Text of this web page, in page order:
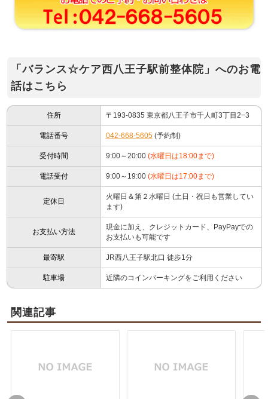
「バランス☆ケア西八王子駅前整体院」へのお電
話はこちら
住所 〒193-0835 東京都八王子市千人町3丁目2−3
電話番号 042-668-5605(予約制)
受付時間 9:00～20:00 (水曜日は18:00まで)
電話受付 9:00～19:00 (水曜日は17:00まで)
定休日
火曜日＆第２水曜日 (土日・祝日も営業してい
ます)
お支払い方法
現金に加え、クレジットカード、PayPayでの
お支払いも可能です
最寄駅 JR西八王子駅北口 徒歩1分
駐車場 近隣のコインパーキングをご利用ください
関連記事